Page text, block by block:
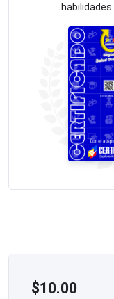
$10.00